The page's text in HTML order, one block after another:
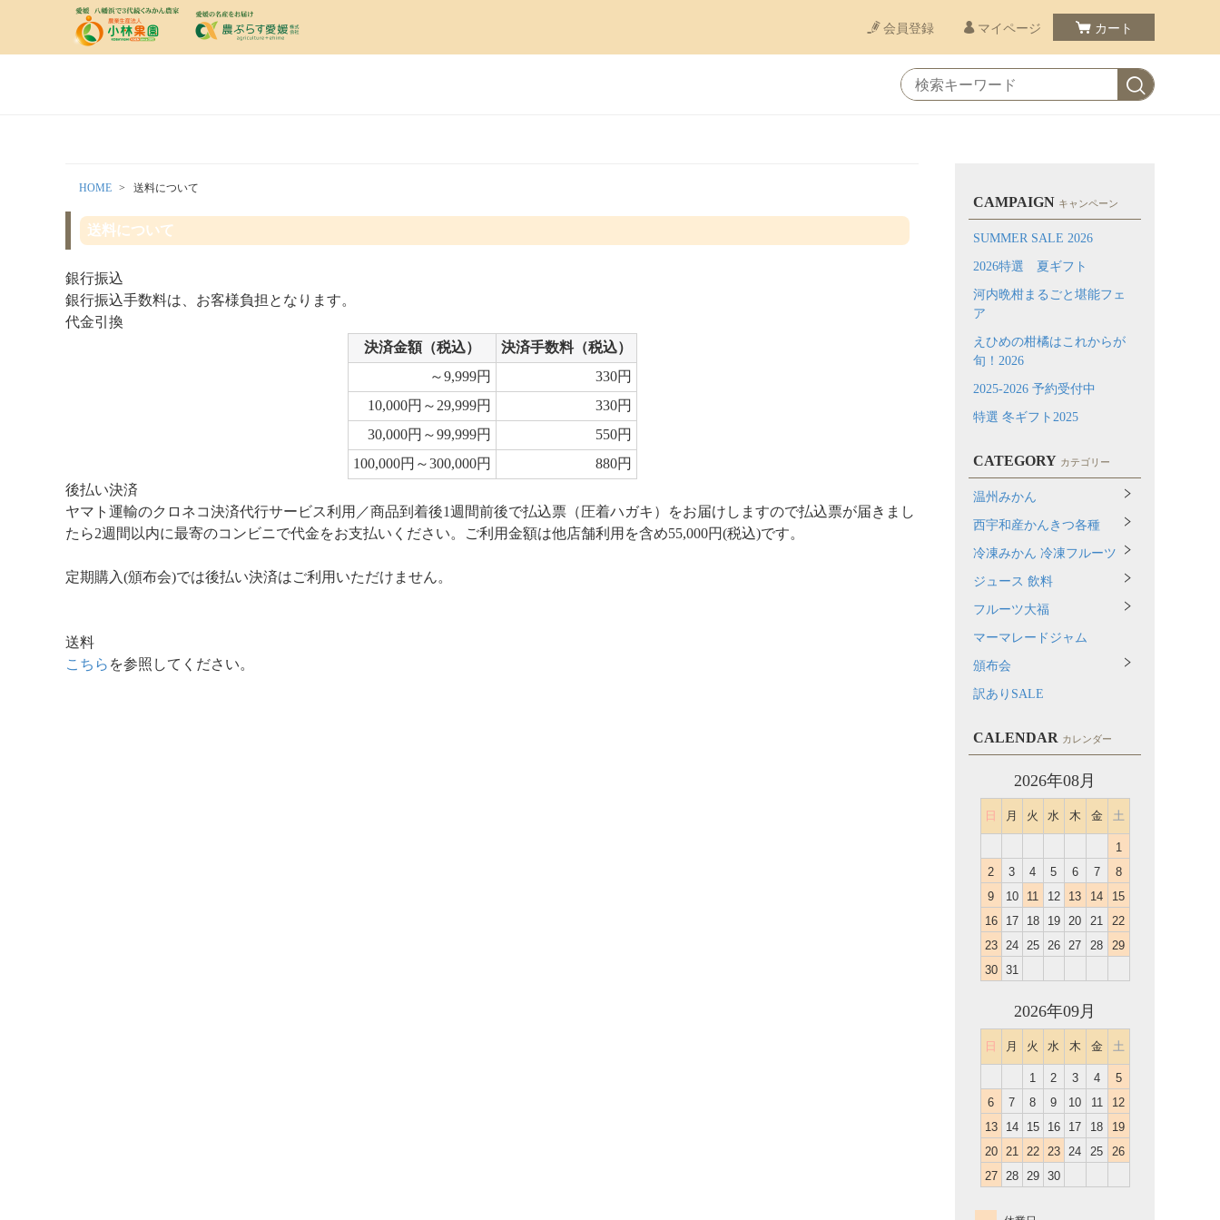
会員登録 マイページ カート
HOME 送料について
送料について
銀行振込
銀行振込手数料は、お客様負担となります。
代金引換
決済金額（税込）
決済手数料（税込）
～9,999円
330円
10,000円～29,999円
330円
30,000円～99,999円
550円
100,000円～300,000円
880円
後払い決済
ヤマト運輸のクロネコ決済代行サービス利用／商品到着後1週間前後で払込票（圧着ハガキ）をお届けしますので払込票が届きまし
たら2週間以内に最寄のコンビニで代金をお支払いください。ご利用金額は他店舗利用を含め55,000円(税込)です。
定期購入(頒布会)では後払い決済はご利用いただけません。
送料
こちら を参照してください。
CAMPAIGN キャンペーン
SUMMER SALE 2026
2026特選 夏ギフト
河内晩柑まるごと堪能フェ
ア
えひめの柑橘はこれからが
旬！2026
2025-2026 予約受付中
特選 冬ギフト2025
CATEGORY カテゴリー
温州みかん
西宇和産かんきつ各種
冷凍みかん 冷凍フルーツ
ジュース 飲料
フルーツ大福
マーマレードジャム
頒布会
訳ありSALE
CALENDAR カレンダー
2026年08月
日 月 火 水 木 金 土
1
2
3 4 5 6 7
8
9
10 11 12 13 14
15
16
17 18 19 20 21
22
23
24 25 26 27 28
29
30
31
2026年09月
日 月 火 水 木 金 土
1 2 3 4
5
6
7 8 9 10 11
12
13
14 15 16 17 18
19
20
21 22 23 24 25
26
27
28 29 30